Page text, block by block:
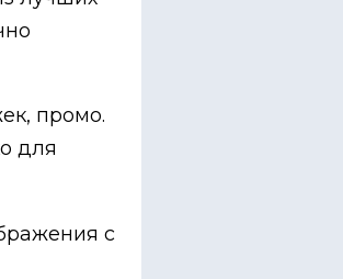
промо.
для
с